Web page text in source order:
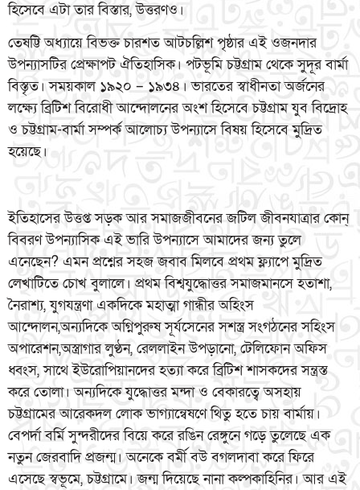
হিসেবে এটা তার বিস্তার, উত্তরণও।
তেষট্টি অধ্যায়ে বিভক্ত চারশত আটচল্লিশ পৃষ্ঠার এই ওজনদার
উপন্যাসটির প্রেক্ষাপট ঐতিহাসিক। পটভূমি চট্টগ্রাম থেকে সুদূর বার্মা
বিস্তৃত। সময়কাল ১৯২০ – ১৯৩৪। ভারতের স্বাধীনতা অর্জনের
লক্ষ্যে ব্রিটিশ বিরোধী আন্দোলনের অংশ হিসেবে চট্টগ্রাম যুব বিদ্রোহ
ও চট্টগ্রাম-বার্মা সম্পর্ক আলোচ্য উপন্যাসে বিষয় হিসেবে মুদ্রিত
হয়েছে।
ইতিহাসের উত্তপ্ত সড়ক আর সমাজজীবনের জটিল জীবনযাত্রার কোন্
বিবরণ উপন্যাসিক এই ভারি উপন্যাসে আমাদের জন্য তুলে
এনেছেন? এমন প্রশ্নের সহজ জবাব মিলবে প্রথম ফ্ল্যাপে মুদ্রিত
লেখাটিতে চোখ বুলালে। প্রথম বিশ্বযুদ্ধোত্তর সমাজমানসে হতাশা,
নৈরাশ্য, যুগযন্ত্রণা একদিকে মহাত্মা গান্ধীর অহিংস
আন্দোলন,অন্যদিকে অগ্নিপুরুষ সূর্যসেনের সশস্ত্র সংগঠনের সহিংস
অপারেশন,অস্ত্রাগার লুণ্ঠন, রেললাইন উপড়ানো, টেলিফোন অফিস
ধ্বংস, সাথে ইউরোপিয়ানদের হত্যা করে ব্রিটিশ শাসকদের সন্ত্রস্ত
করে তোলা। অন্যদিকে যুদ্ধোত্তর মন্দা ও বেকারত্বে অসহায়
চট্টগ্রামের আরেকদল লোক ভাগ্যান্বেষণে থিতু হতে চায় বার্মায়।
বেপর্দা বর্মি সুন্দরীদের বিয়ে করে রঙিন রেঙ্গুনে গড়ে তুলেছে এক
নতুন জেরবাদি প্রজন্ম। অনেকে বর্মী বউ বগলদাবা করে ফিরে
এসেছে স্বভূমে, চট্টগ্রামে। জন্ম দিয়েছে নানা কল্পকাহিনির। আর এই